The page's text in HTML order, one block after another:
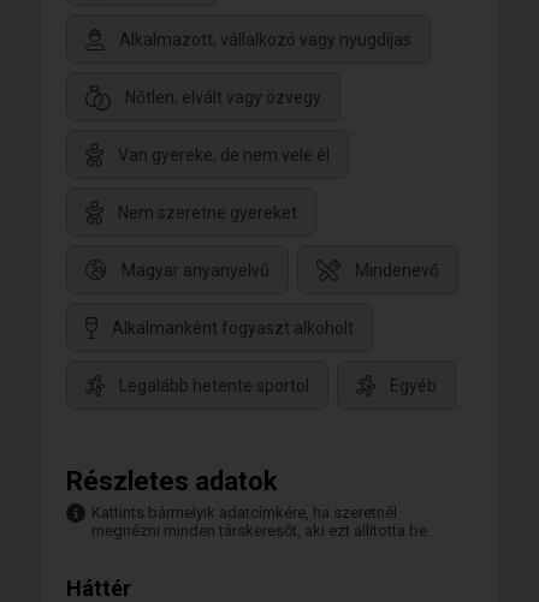
Alkalmazott, vállalkozó vagy nyugdíjas
Nőtlen, elvált vagy özvegy
Van gyereke, de nem vele él
Nem szeretne gyereket
Magyar anyanyelvű Mindenevő
Alkalmanként fogyaszt alkoholt
Legalább hetente sportol Egyéb
Részletes adatok
Kattints bármelyik adatcímkére, ha szeretnél
megnézni minden társkeresőt, aki ezt állította be.
Háttér